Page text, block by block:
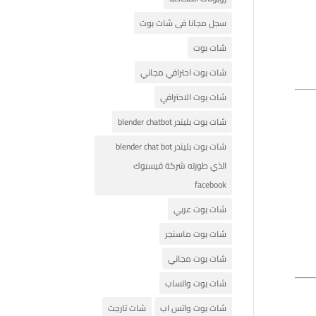
سجل مجانا فى شات بوت
شات بوت
شات بوت احترافي مجاني
شات بوت الاحترافي
شات بوت بليندر blender chatbot
شات بوت بليندر blender chat bot
الذي طورته شركة فيسبوك
facebook
شات بوت عربي
شات بوت ماسنجر
شات بوت مجاني
شات بوت واتساب
شات بوت واتس اب
شات تارجت